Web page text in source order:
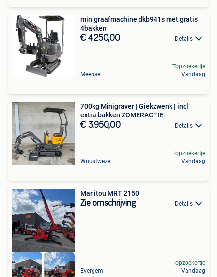
minigraafmachine dkb941s met gratis
4bakken
€ 4.250,00 Details
Meensel
Topzoekertje
Vandaag
700kg Minigraver | Giekzwenk | incl
extra bakken ZOMERACTIE
€ 3.950,00 Details
Wuustwezel
Topzoekertje
Vandaag
Manitou MRT 2150
Zie omschrijving Details
Evergem
Topzoekertje
Vandaag